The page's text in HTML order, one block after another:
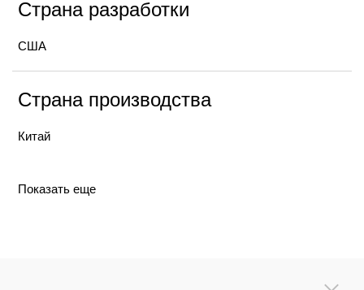
Страна разработки
США
Страна производства
Китай
Показать еще